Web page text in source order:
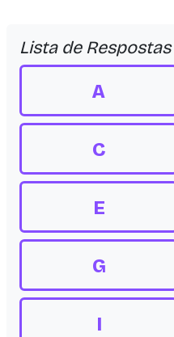
Lista de Respostas
A
C
E
G
I